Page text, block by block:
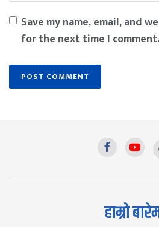
Save my name, email, and
for the next time I comment.
हाम्रो